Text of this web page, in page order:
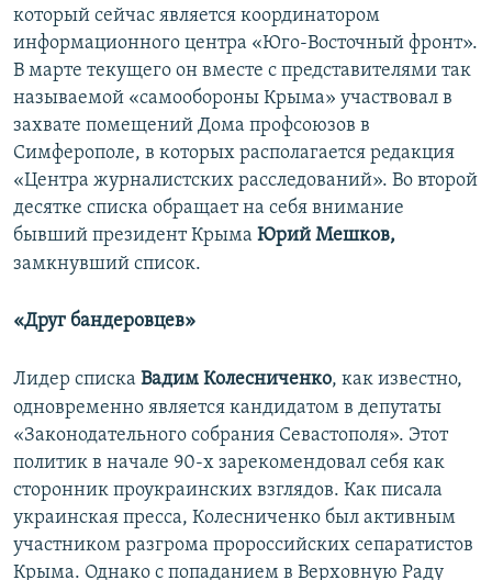
который сейчас является координатором
информационного центра «Юго-Восточный фронт».
В марте текущего он вместе с представителями так
называемой «самообороны Крыма» участвовал в
захвате помещений Дома профсоюзов в
Симферополе, в которых располагается редакция
«Центра журналистских расследований». Во второй
десятке списка обращает на себя внимание
бывший президент Крыма Юрий Мешков,
замкнувший список.
«Друг бандеровцев»
Лидер списка Вадим Колесниченко, как известно,
одновременно является кандидатом в депутаты
«Законодательного собрания Севастополя». Этот
политик в начале 90-х зарекомендовал себя как
сторонник проукраинских взглядов. Как писала
украинская пресса, Колесниченко был активным
участником разгрома пророссийских сепаратистов
Крыма. Однако с попаданием в Верховную Раду